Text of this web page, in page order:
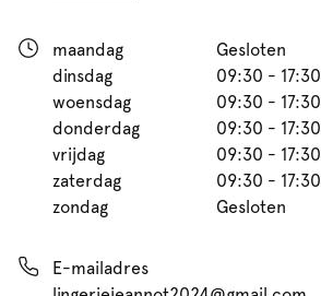
maandag
Gesloten
dinsdag
09:30 - 17:30
woensdag
09:30 - 17:30
donderdag
09:30 - 17:30
vrijdag
09:30 - 17:30
zaterdag
09:30 - 17:30
zondag
Gesloten
E-mailadres